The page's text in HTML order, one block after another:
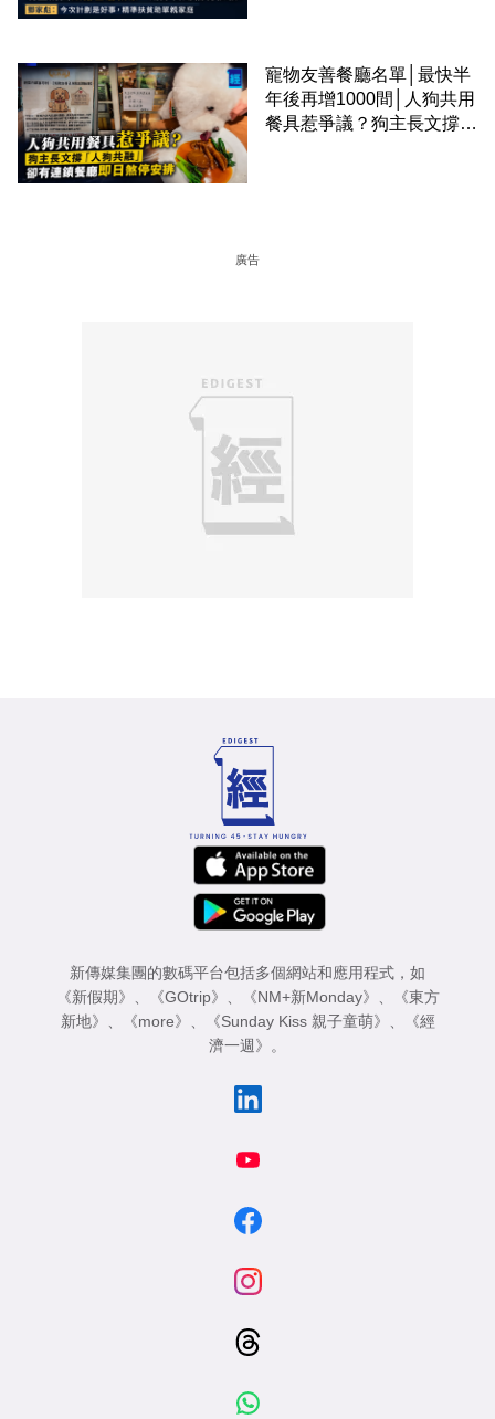
寵物友善餐廳名單│最快半
年後再增1000間│人狗共用
餐具惹爭議？狗主長文撐
廣告
新傳媒集團的數碼平台包括多個網站和應用程式，如
《新假期》
《GOtrip》 《NM+新Monday》
《東方
新地》
《more》 《Sunday Kiss 親子童萌》
《經
濟一週》
。